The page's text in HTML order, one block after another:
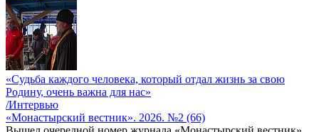
«Судьба каждого человека, который отдал жизнь за свою
Родину, очень важна для нас»
/Интервью
«Монастырский вестник». 2026. №2 (66)